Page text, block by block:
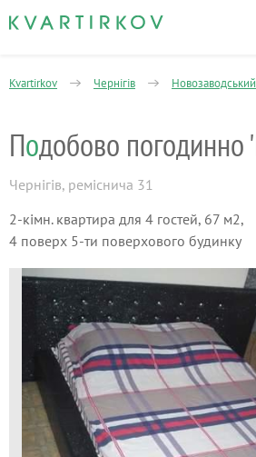
Kvartirkov Чернігів Новозаводський
По
Чернігів, реміснича 31
2-кімн. квартира для 4 гостей, 67 м2,
4 поверх 5-ти поверхового будинку